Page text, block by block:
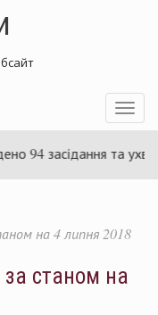
Toggle
та ухвалено 85
на 4 липня 2018
за станом на